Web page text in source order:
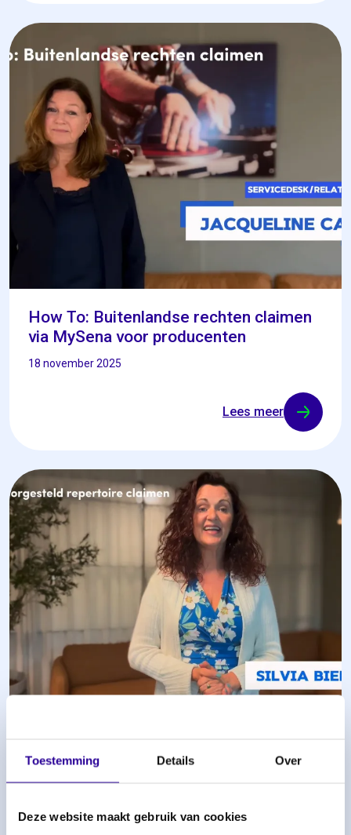
Toestemming Details Over
Deze website maakt gebruik van cookies
How To: Buitenlandse rechten claimen
via MySena voor producenten
18 november 2025
Lees meer
How to: Voorgesteld repertoire
claimen via MySena voor muzikanten
18 november 2025